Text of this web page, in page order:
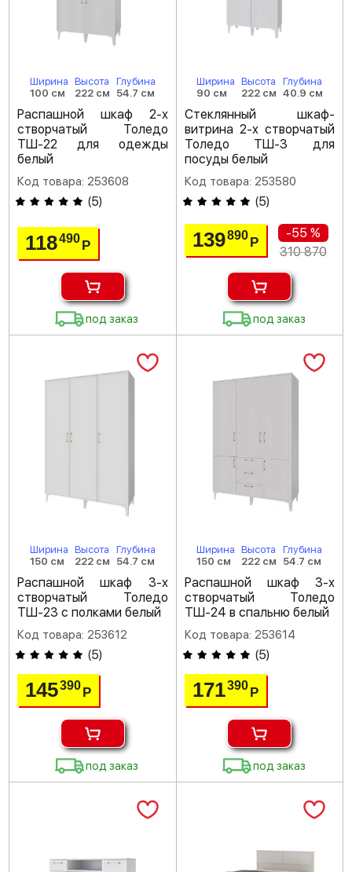
Ширина
100 см
Высота
222 см
Глубина
54.7 см
Распашной шкаф 2-х
створчатый Толедо
ТШ-22 для одежды
белый
Код товара: 253608
(5)
118490Р
под заказ
Ширина
90 см
Высота
222 см
Глубина
40.9 см
Стеклянный шкаф-
витрина 2-х створчатый
Толедо ТШ-3 для
посуды белый
Код товара: 253580
(5)
139890 Р
-55 %
310 870
под заказ
Ширина
150 см
Высота
222 см
Глубина
54.7 см
Распашной шкаф 3-х
створчатый Толедо
ТШ-23 с полками белый
Код товара: 253612
(5)
145390Р
под заказ
Ширина
150 см
Высота
222 см
Глубина
54.7 см
Распашной шкаф 3-х
створчатый Толедо
ТШ-24 в спальню белый
Код товара: 253614
(5)
171390 Р
под заказ